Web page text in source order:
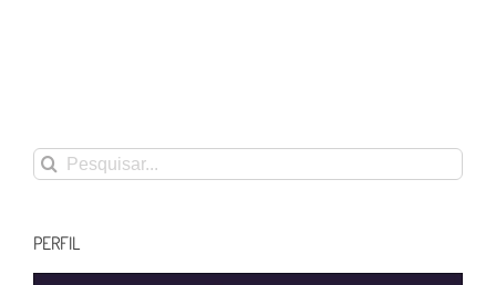
Buscar
resultados
PERFIL